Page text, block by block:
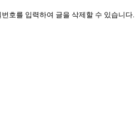
호를 입력하여 글을 삭제할 수 있습니다.